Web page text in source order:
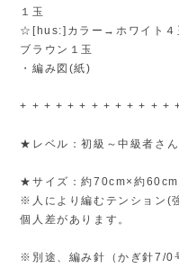
１玉
☆[hus:]カラー→ホワイト４
ブラウン１玉
・編み図(紙)
+ + + + + + + + + + + + +
★レベル：初級～中級者さん
★サイズ：約70cm×約60cm
※人により編むテンション(
個人差があります。
※別途、編み針（かぎ針7/0